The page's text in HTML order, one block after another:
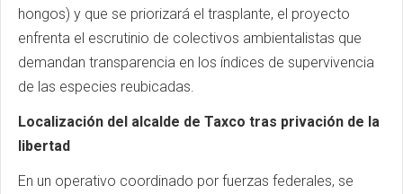
hongos) y que se priorizará el trasplante, el proyecto
enfrenta el escrutinio de colectivos ambientalistas que
demandan transparencia en los índices de supervivencia
de las especies reubicadas.
Localización del alcalde de Taxco tras privación de la
libertad
En un operativo coordinado por fuerzas federales, se